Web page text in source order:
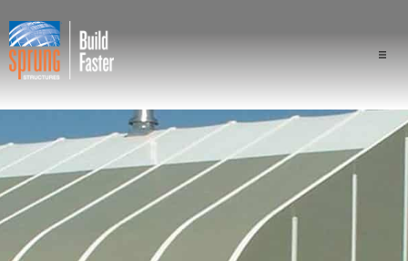
Komponenten
Sprung Vorteil